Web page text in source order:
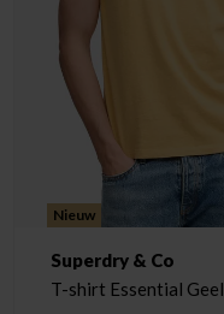
Nieuw
Superdry & Co
T-shirt Essential Geel